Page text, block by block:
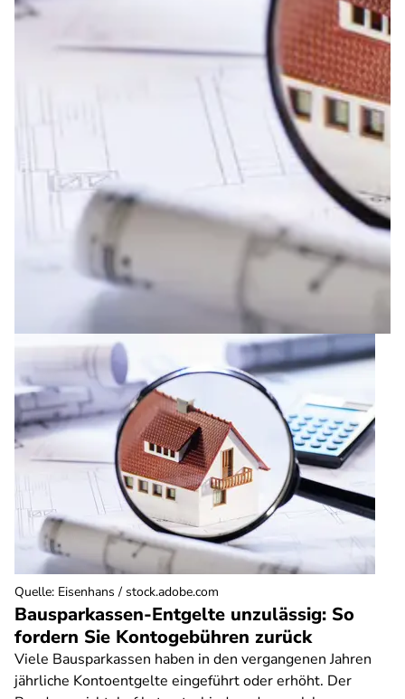
Bausparkassen-Entgelte unzulässig: So
fordern Sie Kontogebühren zurück
Viele Bausparkassen haben in den vergangenen Jahren
jährliche Kontoentgelte eingeführt oder erhöht. Der
Quelle: Eisenhans / stock.adobe.com